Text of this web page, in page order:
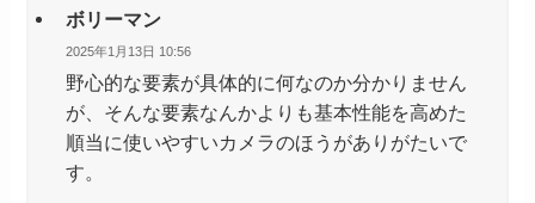
ボリーマン
2025年1月13日 10:56
野心的な要素が具体的に何なのか分かりません
が、そんな要素なんかよりも基本性能を高めた
順当に使いやすいカメラのほうがありがたいで
す。